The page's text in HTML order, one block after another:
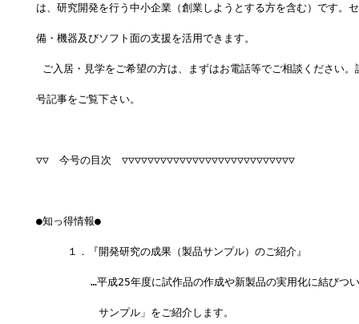
は、研究開発を行う中小企業（創業しようとする方を含む）です。
備・機器及びソフト面の支援を活用できます。
ご入居・見学をご希望の方は、まずはお電話等でご相談ください。
号記事をご覧下さい。
▽▽　今号の目次　▽▽▽▽▽▽▽▽▽▽▽▽▽▽▽▽▽▽▽▽▽▽▽▽▽▽▽
●知っ得情報●
１．『開発研究の成果（製品サンプル）のご紹介』
…平成25年度に試作品の作成や新製品の実用化に結びつい
サンプル」をご紹介します。